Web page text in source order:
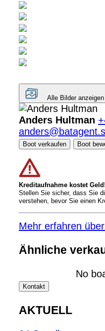
Alle Bilder anzeigen
Anders Hultman
Boot verkaufen Boot
Kreditaufnahme kostet Geld!
Stellen Sie sicher, dass Sie
verstehen, bevor Sie einen
Mehr erfahren
Ähnliche
No
Kontakt
AKTUELL